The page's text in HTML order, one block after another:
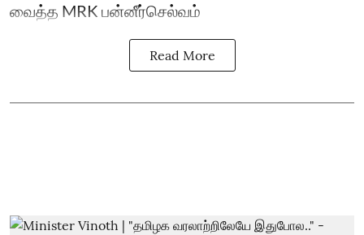
வைத்த MRK பன்னீர்செல்வம்
Read More